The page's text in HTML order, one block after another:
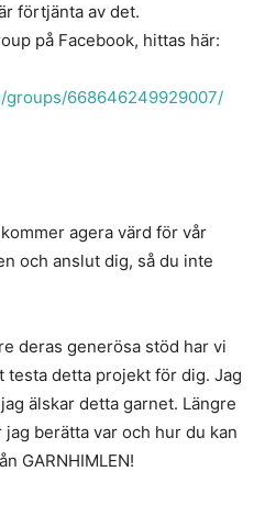
förtjänta av det.
på Facebook, hittas här:
groups/668646249929007/
agera värd för vår
och anslut dig, så du inte
deras generösa stöd har vi
testa detta projekt för dig. Jag
älskar detta garnet. Längre
berätta var och hur du kan
GARNHIMLEN!